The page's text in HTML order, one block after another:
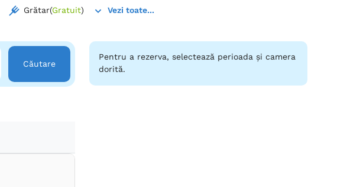
Grătar(Gratuit) Vezi toate...
Căutare
Pentru a rezerva, selectează perioada și camera
dorită.